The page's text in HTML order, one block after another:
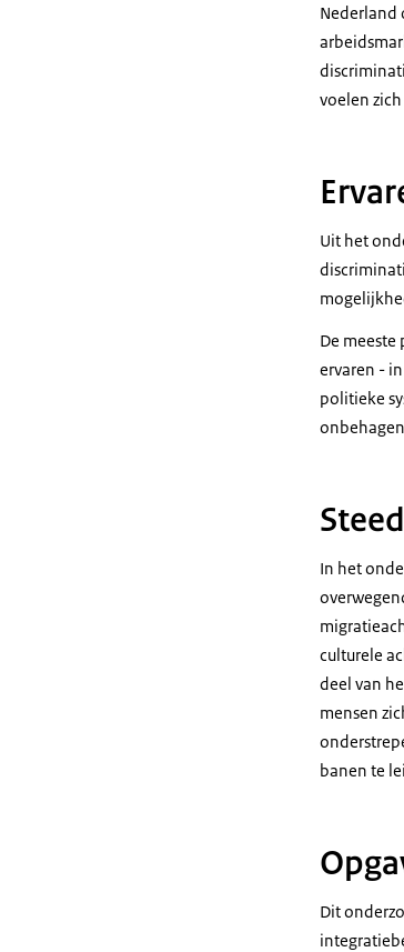
Nederland
voelen
Uit het
De
ervaren -
politieke
In het
culturele
deel van
mensen
banen te
Dit